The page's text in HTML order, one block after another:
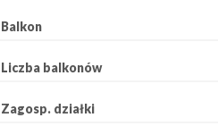
Balkon
Liczba balkonów
Zagosp. działki